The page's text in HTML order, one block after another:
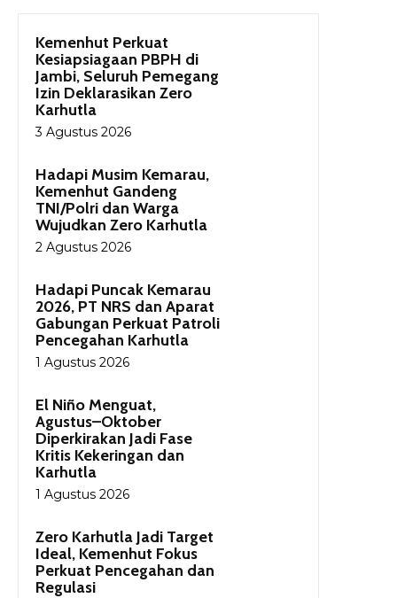
Kemenhut Perkuat
Kesiapsiagaan PBPH di
Jambi, Seluruh Pemegang
Izin Deklarasikan Zero
Karhutla
3 Agustus 2026
Hadapi Musim Kemarau,
Kemenhut Gandeng
TNI/Polri dan Warga
Wujudkan Zero Karhutla
2 Agustus 2026
Hadapi Puncak Kemarau
2026, PT NRS dan Aparat
Gabungan Perkuat Patroli
Pencegahan Karhutla
1 Agustus 2026
El Niño Menguat,
Agustus–Oktober
Diperkirakan Jadi Fase
Kritis Kekeringan dan
Karhutla
1 Agustus 2026
Zero Karhutla Jadi Target
Ideal, Kemenhut Fokus
Perkuat Pencegahan dan
Regulasi